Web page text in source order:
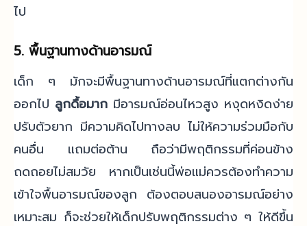
ไป
5. พื้นฐานทางด้านอารมณ์
เด็ก ๆ มักจะมีพื้นฐานทางด้านอารมณ์ที่แตกต่างกัน
ออกไป ลูกดื้อมาก มีอารมณ์อ่อนไหวสูง หงุดหงิดง่าย
ปรับตัวยาก มีความคิดไปทางลบ ไม่ให้ความร่วมมือกับ
คนอื่น แถมต่อต้าน ถือว่ามีพฤติกรรมที่ค่อนข้าง
ถดถอยไม่สมวัย หากเป็นเช่นนี้พ่อแม่ควรต้องทำความ
เข้าใจพื้นอารมณ์ของลูก ต้องตอบสนองอารมณ์อย่าง
เหมาะสม ก็จะช่วยให้เด็กปรับพฤติกรรมต่าง ๆ ให้ดีขึ้น